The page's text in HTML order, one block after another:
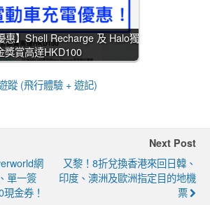
惠】Shell Recharge 及 Halo獨
獎賞高達HKD100
蹤 (飛行體驗 + 遊記)
網
單一簽
金券！
Next Post
又黎！8折兌換香港來回日韓、
印度、澳洲及歐洲指定目的地機
票